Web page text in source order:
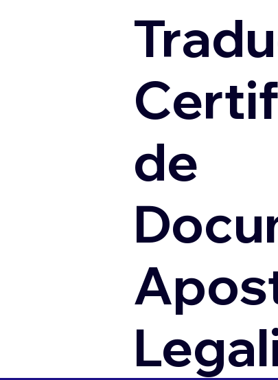
de